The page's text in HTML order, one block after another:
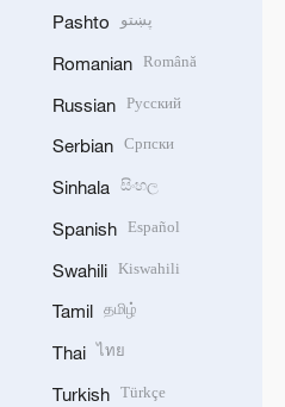
Pashto پښتو
Romanian Română
Russian Русский
Serbian Српски
Sinhala සිංහල
Spanish Español
Swahili Kiswahili
Tamil தமிழ்
Thai ไทย
Turkish Türkçe